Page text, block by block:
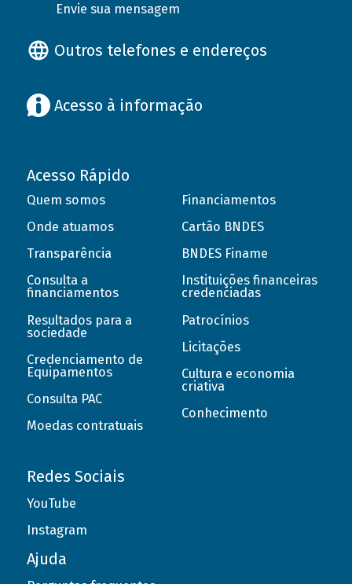
Envie sua mensagem
Outros telefones e endereços
Acesso à informação
Acesso Rápido
Quem somos
Onde atuamos
Transparência
Consulta a
financiamentos
Resultados para a
sociedade
Credenciamento de
Equipamentos
Consulta PAC
Moedas contratuais
Financiamentos
Cartão BNDES
BNDES Finame
Instituições financeiras
credenciadas
Patrocínios
Licitações
Cultura e economia
criativa
Conhecimento
Redes Sociais
YouTube
Instagram
Ajuda